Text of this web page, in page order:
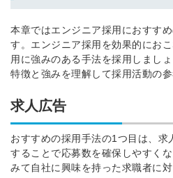
本章ではエンジニア採用におすす
す。エンジニア採用を効果的にお
用に強みのある手法を採用しまし
特徴と強みを理解して採用活動の参
求人広告
おすすめの採用手法の1つ目は、求
することで応募数を確保しやすく
みて自社に興味を持った求職者に